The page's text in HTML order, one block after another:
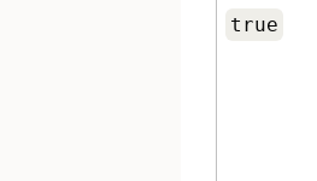
true